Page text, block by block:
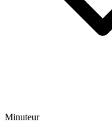
Minuteur